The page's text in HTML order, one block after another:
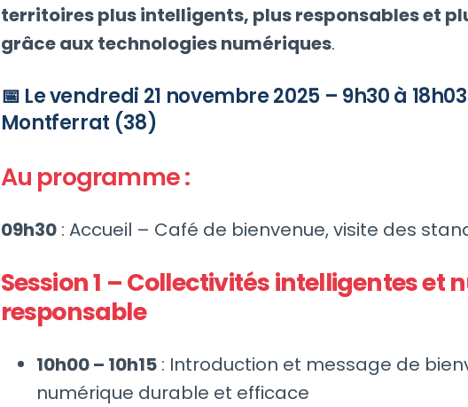
territoires plus intelligents, plus responsables et
grâce aux technologies numériques.
📅 Le vendredi 21 novembre 2025 – 9h30 à
Montferrat (38)
Au programme :
09h30: Accueil – Café de bienvenue, visite des
Session 1 – Collectivités intelligentes et
responsable
10h00 – 10h15: Introduction et message de
numérique durable et efficace